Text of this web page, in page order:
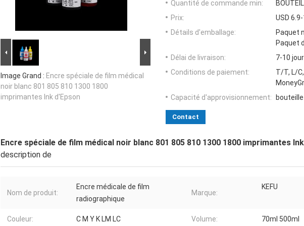
Image Grand : Encre spéciale de film médical
noir blanc 801 805 810 1300 1800
imprimantes Ink d'Epson
Quantité de commande min:
Prix:
USD
Détails d'emballage:
Paquet
Paquet
Délai de livraison:
7-10
Conditions de paiement:
T/T, L/
Capacité d'approvisionnement:
Contact
Encre spéciale de film médical noir blanc 801 805 810 1300 1800 imprimantes
description de
Nom de produit:
Encre médicale de film
radiographique
Marque:
KEFU
Couleur: C M Y K LM LC Volume: 70ml 500ml